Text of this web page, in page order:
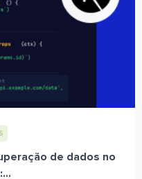
de dados no